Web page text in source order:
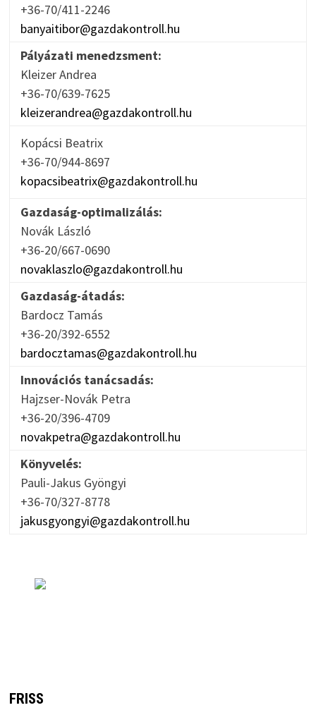
+36-70/411-2246
banyaitibor@gazdakontroll.hu
Pályázati menedzsment:
Kleizer Andrea
+36-70/639-7625
kleizerandrea@gazdakontroll.hu
Kopácsi Beatrix
+36-70/944-8697
kopacsibeatrix@gazdakontroll.hu
Gazdaság-optimalizálás:
Novák László
+36-20/667-0690
novaklaszlo@gazdakontroll.hu
Gazdaság-átadás:
Bardocz Tamás
+36-20/392-6552
bardocztamas@gazdakontroll.hu
Innovációs tanácsadás:
Hajzser-Novák Petra
+36-20/396-4709
novakpetra@gazdakontroll.hu
Könyvelés:
Pauli-Jakus Gyöngyi
+36-70/327-8778
jakusgyongyi@gazdakontroll.hu
FRISS